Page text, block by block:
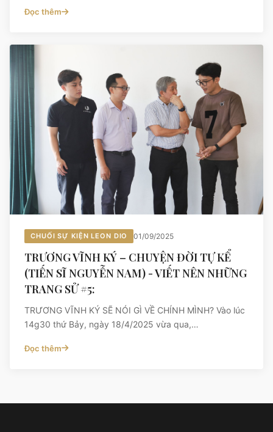
Đọc thêm
CHUỐI SỰ KIỆN LEON DIO 01/09/2025
TRƯƠNG VĨNH KÝ – CHUYỆN ĐỜI TỰ KỂ
(TIẾN SĨ NGUYỄN NAM) - VIẾT NÊN NHỮNG
TRANG SỬ #5:
TRƯƠNG VĨNH KÝ SẼ NÓI GÌ VỀ CHÍNH MÌNH? Vào lúc
14g30 thứ Bảy, ngày 18/4/2025 vừa qua,…
Đọc thêm